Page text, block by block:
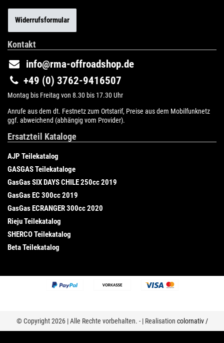
Widerrufsformular
Kontakt
info@rma-offroadshop.de
+49 (0) 3762-9416507
Montag bis Freitag von 8.30 bis 17.30 Uhr
Anrufe aus dem dt. Festnetz zum Ortstarif, Preise aus dem Mobilfunknetz
ggf. abweichend (abhängig vom Provider).
Ersatzteil Kataloge
AJP Teilekatalog
GASGAS Teilekataloge
GasGas SIX DAYS CHILE 250cc 2019
GasGas EC 300cc 2019
GasGas ECRANGER 300cc 2020
Rieju Teilekatalog
SHERCO Teilekatalog
Beta Teilekatalog
© Copyright 2026 | Alle Rechte vorbehalten. - | Realisation colornativ /